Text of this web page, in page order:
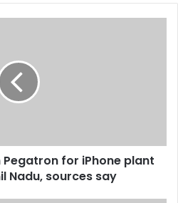
for iPhone plant
Nadu, sources say